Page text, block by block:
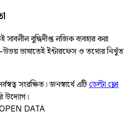
বুদ্ধিদীপ্ত লজিক ব্যবহার করা
ভাষাতেই ইন্টারফেস ও তথ্যের নিখুঁত
সংরক্ষিত। জনস্বার্থে এটিডেল্টা ফ্লো
উদ্যোগ।
DATA